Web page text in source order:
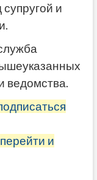
и
ведомства.
перейти и